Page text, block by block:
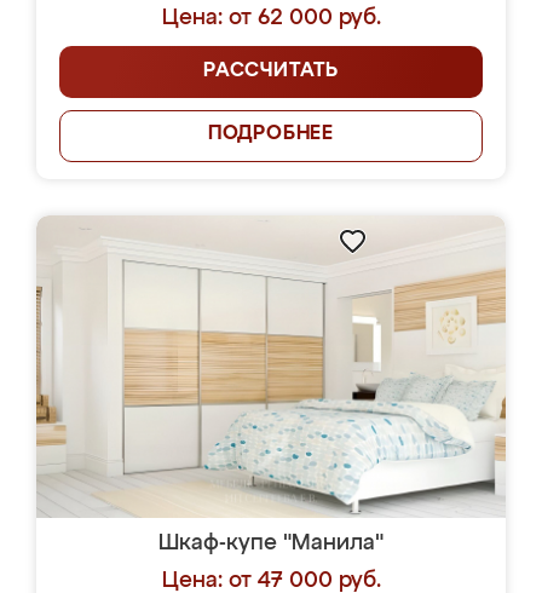
Цена: от 62 000 руб.
РАССЧИТАТЬ
ПОДРОБНЕЕ
Шкаф-купе "Манила"
Цена: от 47 000 руб.